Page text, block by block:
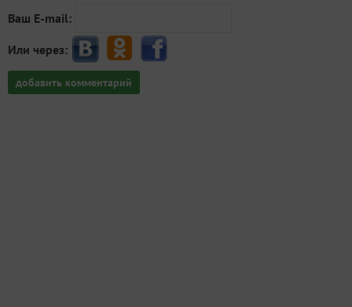
Ваш E-mail:
Или через:
добавить комментарий